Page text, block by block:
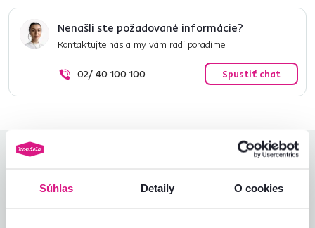
Súhlas Detaily O cookies
Nenašli ste požadované informácie?
Kontaktujte nás a my vám radi poradíme
02/ 40 100 100 Spustiť chat
Hodnotenia produktu
4,7
Jednoduchosť montáže
4,9
Kvalita výrobku